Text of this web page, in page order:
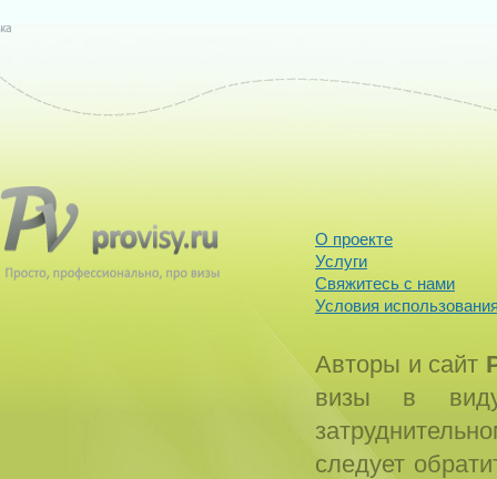
О проекте
Услуги
Свяжитесь с нами
Условия
Авторы и сайт
визы в виду
следует